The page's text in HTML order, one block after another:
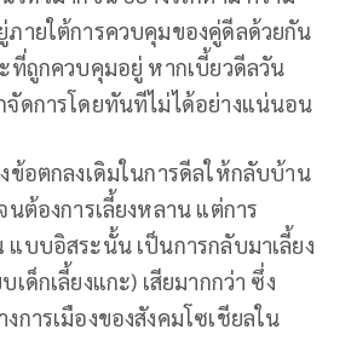
ภายใต้การควบคุมของคู่ดีลด้วยกัน
ที่ถูกควบคุมอยู่ หากเบี้ยวดีลวัน
จัดการโดยทันทีไม่ได้อย่างแน่นอน
ข้อตกลงเดิมในการดีลให้กลับบ้าน
นต้องการเลี้ยงหลาน แต่การ
บบอิสระนั้น เป็นการกลับมาเลี้ยง
ด็กเลี้ยงแกะ) เสียมากกว่า ซึ่ง
การเมืองของสังคมโซเชียลใน